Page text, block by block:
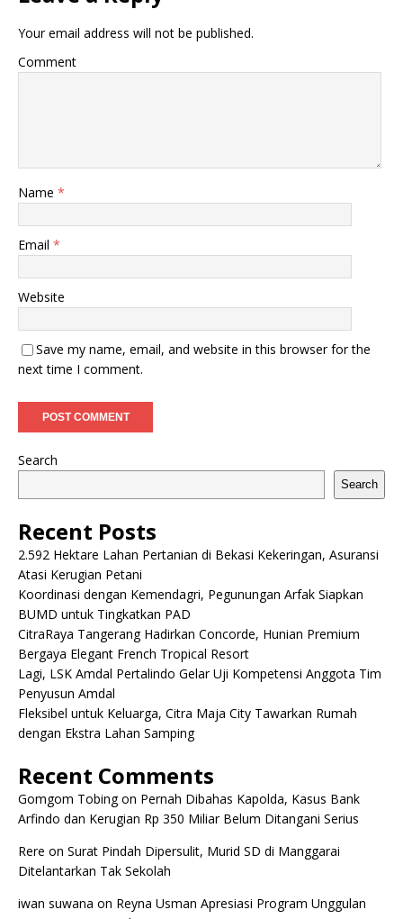
Your email address will not be published.
Comment
Name *
Email *
Website
Save my name, email, and website in this browser for the
next time I comment.
Search
Search
Recent Posts
2.592 Hektare Lahan Pertanian di Bekasi Kekeringan, Asuransi
Atasi Kerugian Petani
Koordinasi dengan Kemendagri, Pegunungan Arfak Siapkan
BUMD untuk Tingkatkan PAD
CitraRaya Tangerang Hadirkan Concorde, Hunian Premium
Bergaya Elegant French Tropical Resort
Lagi, LSK Amdal Pertalindo Gelar Uji Kompetensi Anggota Tim
Penyusun Amdal
Fleksibel untuk Keluarga, Citra Maja City Tawarkan Rumah
dengan Ekstra Lahan Samping
Recent Comments
Gomgom Tobingon Pernah Dibahas Kapolda, Kasus Bank
Arfindo dan Kerugian Rp 350 Miliar Belum Ditangani Serius
Rere on Surat Pindah Dipersulit, Murid SD di Manggarai
Ditelantarkan Tak Sekolah
iwan suwana on Reyna Usman Apresiasi Program Unggulan